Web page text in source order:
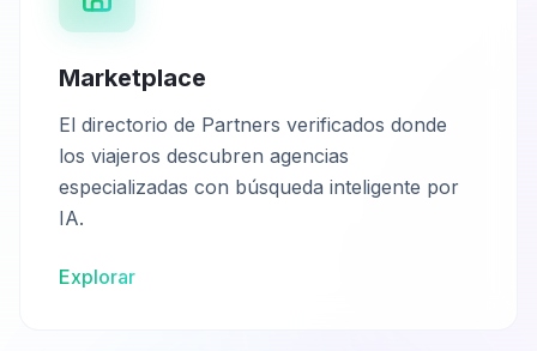
Marketplace
El directorio de Partners verificados donde
los viajeros descubren agencias
especializadas con búsqueda inteligente por
IA.
Explorar